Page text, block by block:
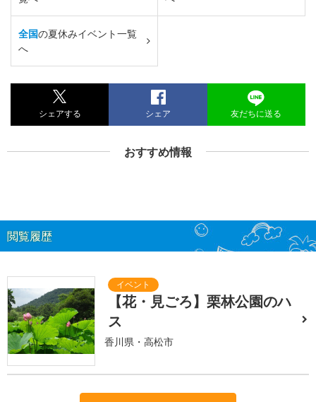
全国の夏休みイベント一覧
へ
シェアする シェア 友だちに送る
おすすめ情報
閲覧履歴
【花・見ごろ】栗林公園のハ
ス
香川県・高松市